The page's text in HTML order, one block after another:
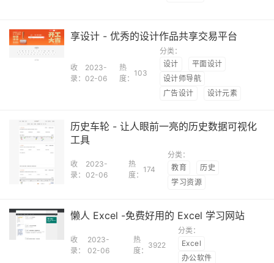
享设计 - 优秀的设计作品共享交易平台
收
录：
2023-
02-06
热
度：
103
分类：
设计
平面设计
设计师导航
广告设计
设计元素
历史车轮 - 让人眼前一亮的历史数据可视化
工具
收
录：
2023-
02-06
热
度：
174
分类：
教育
历史
学习资源
懒人 Excel -免费好用的 Excel 学习网站
收
录：
2023-
02-06
热
度：
3922
分类：
Excel
办公软件